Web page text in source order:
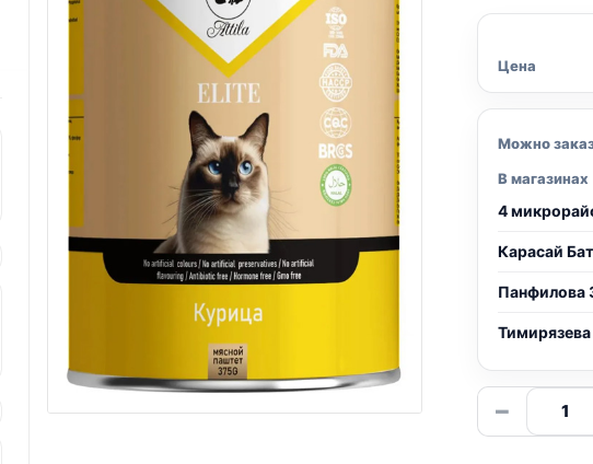
Цена
Можно
В магазинах
4
Карасай
Панфилова
−
товара